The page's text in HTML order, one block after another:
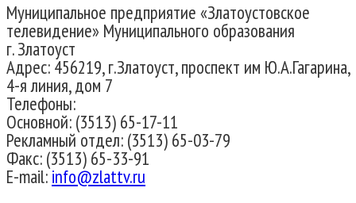
Муниципальное предприятие «Златоустовское
телевидение» Муниципального образования
г. Златоуст
Адрес: 456219, г.Златоуст, проспект им Ю.А.Гагарина,
4-я линия, дом 7
Телефоны:
Основной: (3513) 65-17-11
Рекламный отдел: (3513) 65-03-79
Факс: (3513) 65-33-91
E-mail:info@zlattv.ru